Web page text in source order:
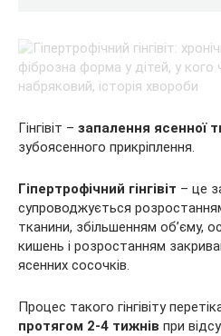
Гінгівіт – запалення ясенної
зубоясенного прикріплення.
Гіпертрофічний гінгівіт – це
супроводжується
тканини, збільшенням об’єму,
кишень і розростанням
ясенних сосочків.
Процес такого гінгівіту
протягом 2-4 тижнів при